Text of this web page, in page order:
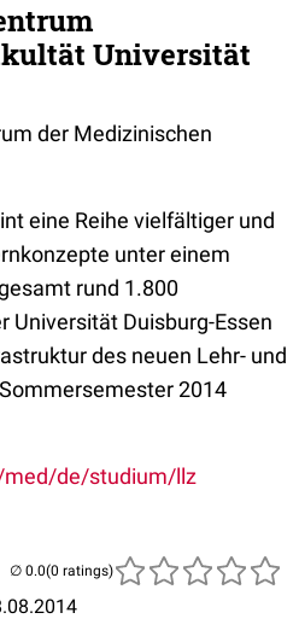
Universität
der Medizinischen
eine Reihe vielfältiger und
unter einem
rund 1.800
Universität Duisburg-Essen
des neuen Lehr- und
2014
de/studium/llz
(0 ratings)